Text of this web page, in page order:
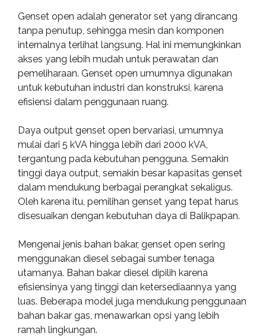
Genset open adalah generator set yang dirancang
tanpa penutup, sehingga mesin dan komponen
internalnya terlihat langsung. Hal ini memungkinkan
akses yang lebih mudah untuk perawatan dan
pemeliharaan. Genset open umumnya digunakan
untuk kebutuhan industri dan konstruksi, karena
efisiensi dalam penggunaan ruang.
Daya output genset open bervariasi, umumnya
mulai dari 5 kVA hingga lebih dari 2000 kVA,
tergantung pada kebutuhan pengguna. Semakin
tinggi daya output, semakin besar kapasitas genset
dalam mendukung berbagai perangkat sekaligus.
Oleh karena itu, pemilihan genset yang tepat harus
disesuaikan dengan kebutuhan daya di Balikpapan.
Mengenai jenis bahan bakar, genset open sering
menggunakan diesel sebagai sumber tenaga
utamanya. Bahan bakar diesel dipilih karena
efisiensinya yang tinggi dan ketersediaannya yang
luas. Beberapa model juga mendukung penggunaan
bahan bakar gas, menawarkan opsi yang lebih
ramah lingkungan.